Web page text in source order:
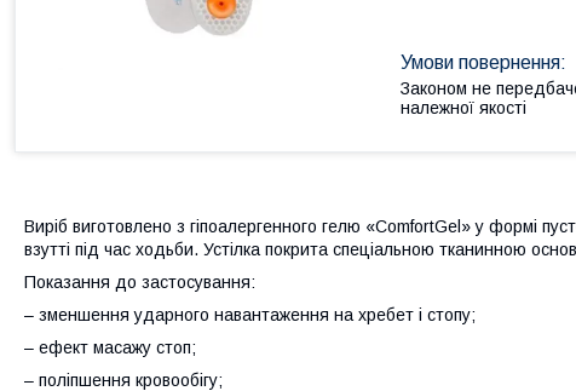
Законом не
належної якості
Виріб виготовлено з гіпоалергенного гелю «ComfortGel» у формі
взутті під час ходьби. Устілка покрита спеціальною тканинною
Показання до застосування:
– зменшення ударного навантаження на хребет і стопу;
– ефект масажу стоп;
– поліпшення кровообігу;